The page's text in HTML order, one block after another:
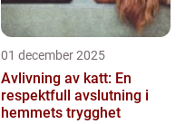
01 december 2025
Avlivning av katt: En
respektfull avslutning i
hemmets trygghet